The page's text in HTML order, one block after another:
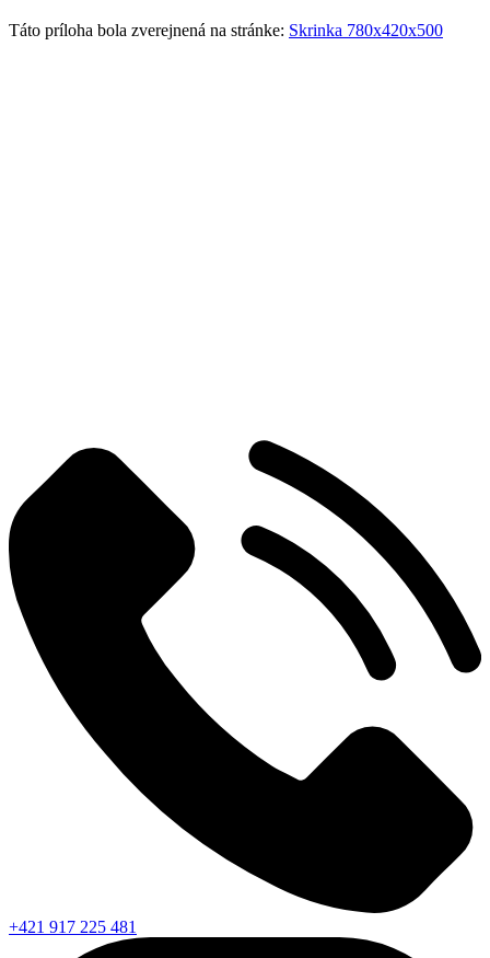
Táto príloha bola zverejnená na stránke: Skrinka 780x420x500
+421 917 225 481